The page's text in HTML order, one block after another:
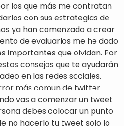
los que más me contratan
con sus estrategias de
ya han comenzado a crear
de evaluarlos me he dado
importantes que olvidan. Por
consejos que te ayudarán
en las redes sociales.
más comun de twitter
vas a comenzar un tweet
debes colocar un punto
no hacerlo tu tweet solo lo